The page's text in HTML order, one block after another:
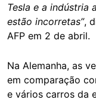
Tesla e a indústria
estão incorretas”,
AFP em 2 de abril.
Na Alemanha, as
em comparação
e vários carros da